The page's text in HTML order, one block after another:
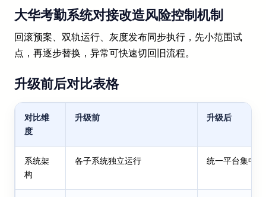
大华考勤系统对接改造风险控制机制
回滚预案、双轨运行、灰度发布同步执行，先小范围试
点，再逐步替换，异常可快速切回旧流程。
升级前后对比表格
对比维
度
升级前 升级后
系统架
构
各子系统独立运行 统一平台集中